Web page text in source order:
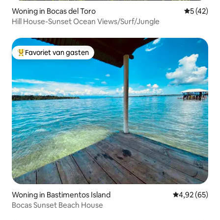
Woning in Bocas del Toro
5 (42)
Hill House-Sunset Ocean Views/Surf/Jungle
Topfavoriet van gasten
Favoriet van gasten
Woning in Bastimentos Island Gemiddelde
4,92 (65)
Bocas Sunset Beach House